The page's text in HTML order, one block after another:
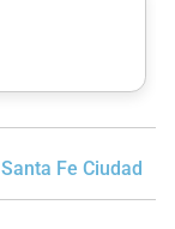
Santa Fe Ciudad